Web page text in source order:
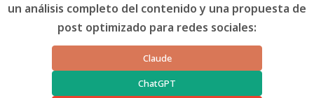
un análisis completo del contenido y una propuesta de
post optimizado para redes sociales:
Claude
ChatGPT